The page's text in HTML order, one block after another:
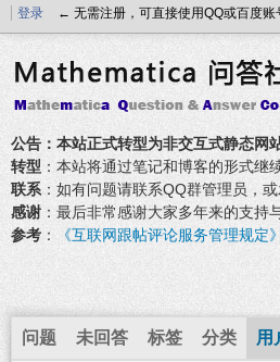
登录 ← 无需注册，可直接使用QQ或百度账
公告：本站正式转型为非交互式静态网
转型 ：本站将通过笔记和博客的形式
联系 ：如有问题请联系QQ群管理员，
感谢 ：最后非常感谢大家多年来的支持
参考 ： 《互联网跟帖评论服务管理规定》
问题 未回答 标签 分类 用